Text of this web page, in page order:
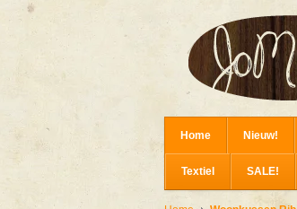
Home Nieuw!
Textiel SALE!